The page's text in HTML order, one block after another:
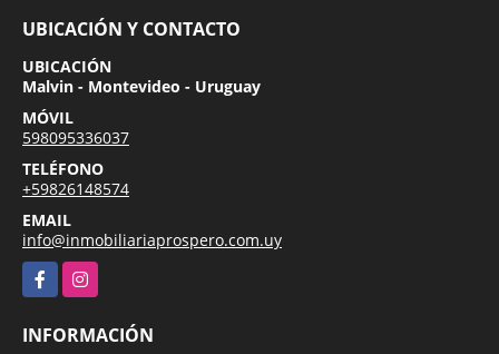
UBICACIÓN Y CONTACTO
UBICACIÓN
Malvin - Montevideo - Uruguay
MÓVIL
598095336037
TELÉFONO
+59826148574
EMAIL
info@inmobiliariaprospero.com.uy
FacebookInstagram
INFORMACIÓN